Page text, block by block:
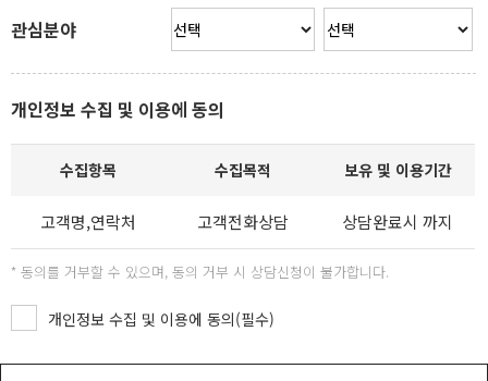
관심분야
개인정보 수집 및 이용에 동의
수집항목 수집목적 보유 및 이용기간
고객명,연락처 고객전화상담 상담완료시 까지
* 동의를 거부할 수 있으며, 동의 거부 시 상담신청이 불가합니다.
개인정보 수집 및 이용에 동의(필수)